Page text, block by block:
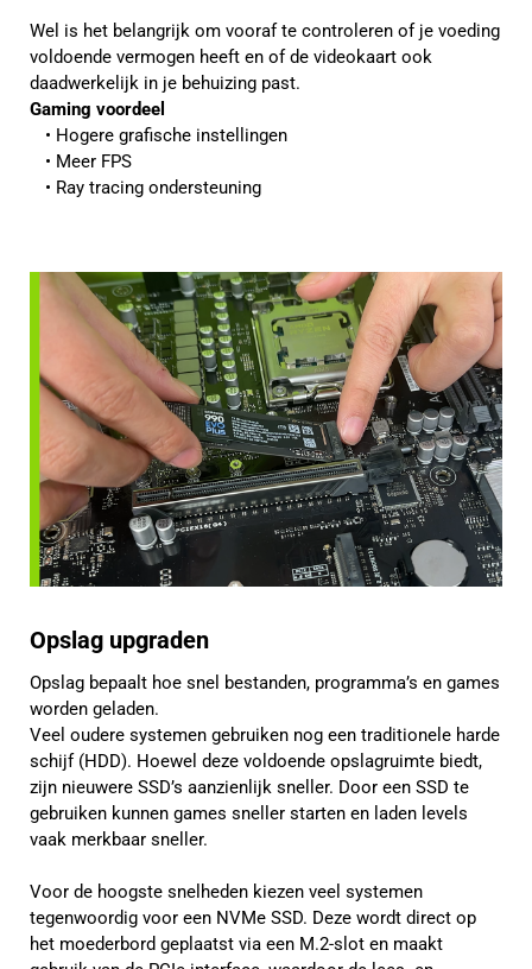
Wel is het belangrijk om vooraf te controleren of je voeding
voldoende vermogen heeft en of de videokaart ook
daadwerkelijk in je behuizing past.
Gaming voordeel
Hogere grafische instellingen
Meer FPS
Ray tracing ondersteuning
Opslag upgraden
Opslag bepaalt hoe snel bestanden, programma’s en games
worden geladen.
Veel oudere systemen gebruiken nog een traditionele harde
schijf (HDD). Hoewel deze voldoende opslagruimte biedt,
zijn nieuwere SSD’s aanzienlijk sneller. Door een SSD te
gebruiken kunnen games sneller starten en laden levels
vaak merkbaar sneller.
Voor de hoogste snelheden kiezen veel systemen
tegenwoordig voor een NVMe SSD. Deze wordt direct op
het moederbord geplaatst via een M.2-slot en maakt